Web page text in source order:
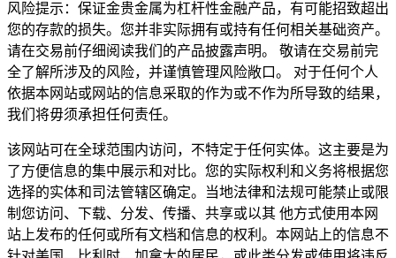
风险提示：保证金贵金属为杠杆性金融产品，有可能招致超出
您的存款的损失。您并非实际拥有或持有任何相关基础资产。
请在交易前仔细阅读我们的产品披露声明。 敬请在交易前完
全了解所涉及的风险，并谨慎管理风险敞口。 对于任何个人
依据本网站或网站的信息采取的作为或不作为所导致的结果，
我们将毋须承担任何责任。
该网站可在全球范围内访问，不特定于任何实体。这主要是为
了方便信息的集中展示和对比。您的实际权利和义务将根据您
选择的实体和司法管辖区确定。当地法律和法规可能禁止或限
制您访问、下载、分发、传播、共享或以其 他方式使用本网
站上发布的任何或所有文档和信息的权利。本网站上的信息不